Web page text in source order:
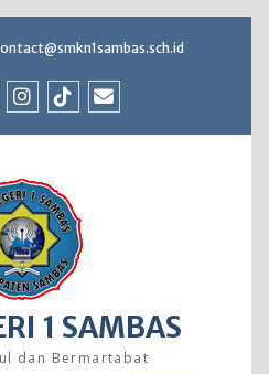
1 SAMBAS
dan Bermartabat